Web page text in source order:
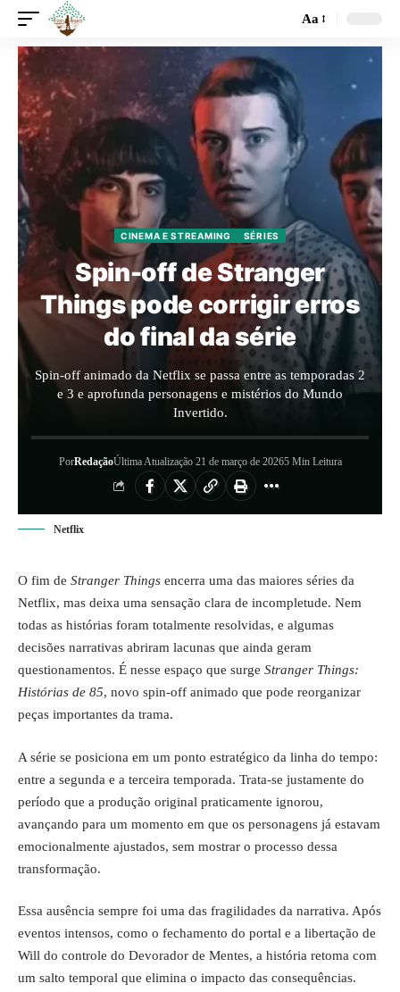
Aa
CINEMA E STREAMING SÉRIES
Spin-off de Stranger
Things pode corrigir erros
do final da série
Spin-off animado da Netflix se passa entre as temporadas 2
e 3 e aprofunda personagens e mistérios do Mundo
Invertido.
PorRedaçãoÚltima Atualização 21 de março de 20265 Min Leitura
Netflix
O fim de Stranger Things encerra uma das maiores séries da
Netflix, mas deixa uma sensação clara de incompletude. Nem
todas as histórias foram totalmente resolvidas, e algumas
decisões narrativas abriram lacunas que ainda geram
questionamentos. É nesse espaço que surge Stranger Things:
Histórias de 85, novo spin-off animado que pode reorganizar
peças importantes da trama.
A série se posiciona em um ponto estratégico da linha do tempo:
entre a segunda e a terceira temporada. Trata-se justamente do
período que a produção original praticamente ignorou,
avançando para um momento em que os personagens já estavam
emocionalmente ajustados, sem mostrar o processo dessa
transformação.
Essa ausência sempre foi uma das fragilidades da narrativa. Após
eventos intensos, como o fechamento do portal e a libertação de
Will do controle do Devorador de Mentes, a história retoma com
um salto temporal que elimina o impacto das consequências.